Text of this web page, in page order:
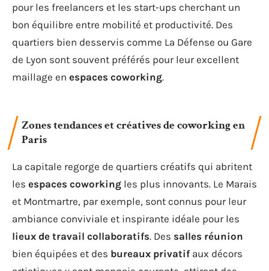
pour les freelancers et les start-ups cherchant un
bon équilibre entre mobilité et productivité. Des
quartiers bien desservis comme La Défense ou Gare
de Lyon sont souvent préférés pour leur excellent
maillage en espaces coworking.
Zones tendances et créatives de coworking en
Paris
La capitale regorge de quartiers créatifs qui abritent
les espaces coworking les plus innovants. Le Marais
et Montmartre, par exemple, sont connus pour leur
ambiance conviviale et inspirante idéale pour les
lieux de travail collaboratifs. Des salles réunion
bien équipées et des bureaux privatifaux décors